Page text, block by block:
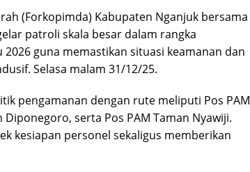
(Forkopimda) Kabupaten Nganjuk bersama
patroli skala besar dalam rangka
guna memastikan situasi keamanan dan
Selasa malam 31/12/25.
pengamanan dengan rute meliputi Pos PAM
Diponegoro, serta Pos PAM Taman Nyawiji.
kesiapan personel sekaligus memberikan